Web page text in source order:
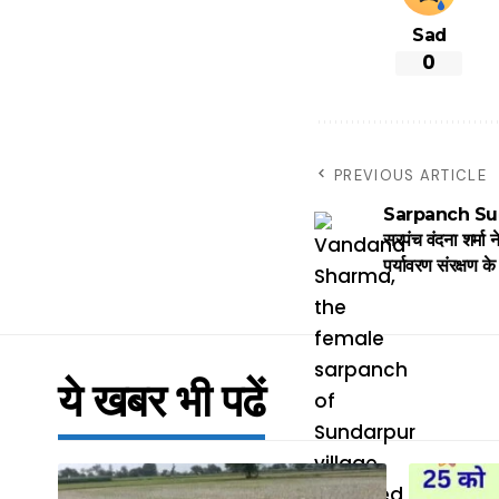
Sad
0
PREVIOUS ARTICLE
Sarpanch
सरपंच वंदना
पर्यावरण संरक्षण
ये खबर भी पढें